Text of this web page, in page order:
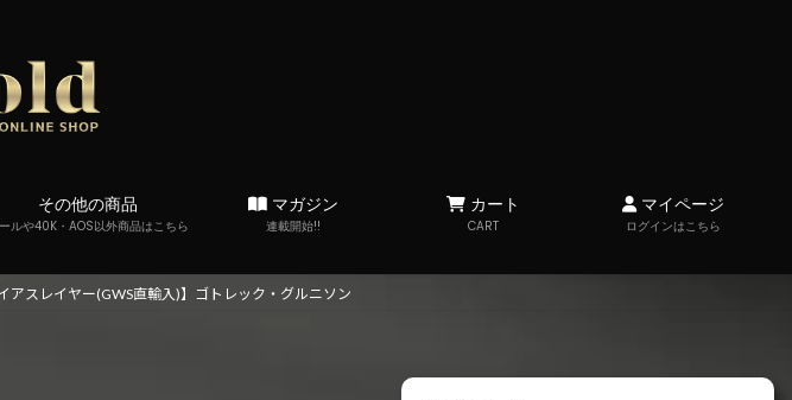
その他の商品
ルや40K・AOS以外商品はこちら
マガジン
連載開始!!
カート
CART
マイページ
ログインはこちら
イアスレイヤー(GWS直輸入)】ゴトレック・グルニソン